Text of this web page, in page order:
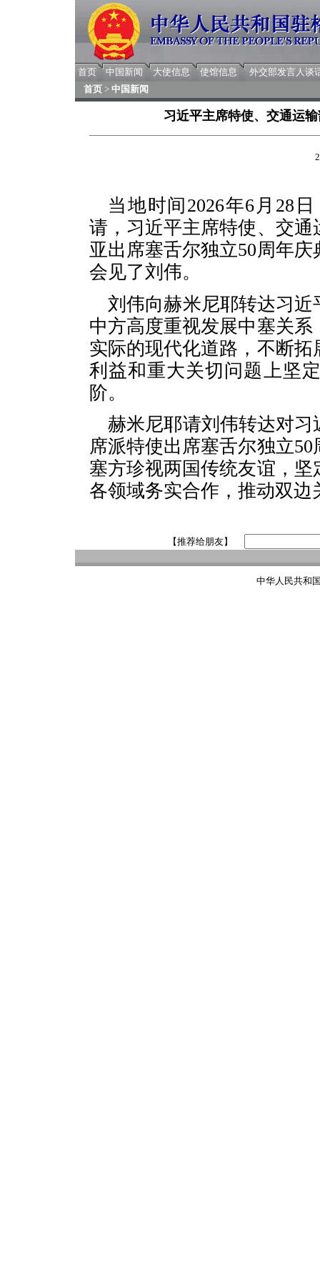
首页 中国新闻 大使信息 使馆信息
外交部发言人谈
首页 > 中国新闻
习近平主席特使、交通运
当地时间2026年6月28
请，习近平主席特使、交
亚出席塞舌尔独立50周年
会见了刘伟。
刘伟向赫米尼耶转达习
中方高度重视发展中塞关
实际的现代化道路，不断
利益和重大关切问题上坚
阶。
赫米尼耶请刘伟转达对
席派特使出席塞舌尔独立
塞方珍视两国传统友谊，
各领域务实合作，推动双
【推荐给朋友】
中华人民共和